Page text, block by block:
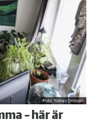
Foto: Tomas Ohlsson
– här är